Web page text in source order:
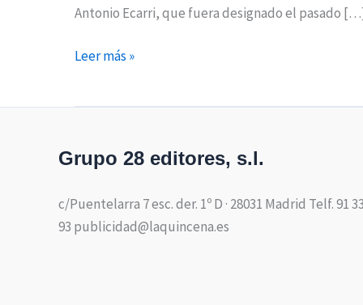
Antonio Ecarri, que fuera designado el pasado
Leer más »
Grupo 28 editores, s.l.
c/Puentelarra 7 esc. der. 1º D · 28031 Madrid Telf. 91
93 publicidad@laquincena.es